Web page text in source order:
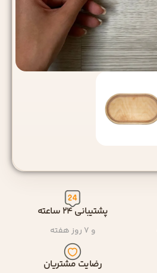
پشتیبانی ۲۴ ساعته
و ۷ روز هفته
رضایت مشتریان